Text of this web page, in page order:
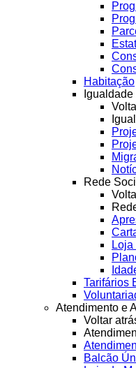
Habitação
Rede
Loja
Tarifários
Atendimento e
Voltar
Balcão